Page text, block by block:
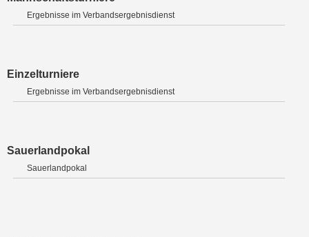
Ergebnisse im Verbandsergebnisdienst
Einzelturniere
Ergebnisse im Verbandsergebnisdienst
Sauerlandpokal
Sauerlandpokal